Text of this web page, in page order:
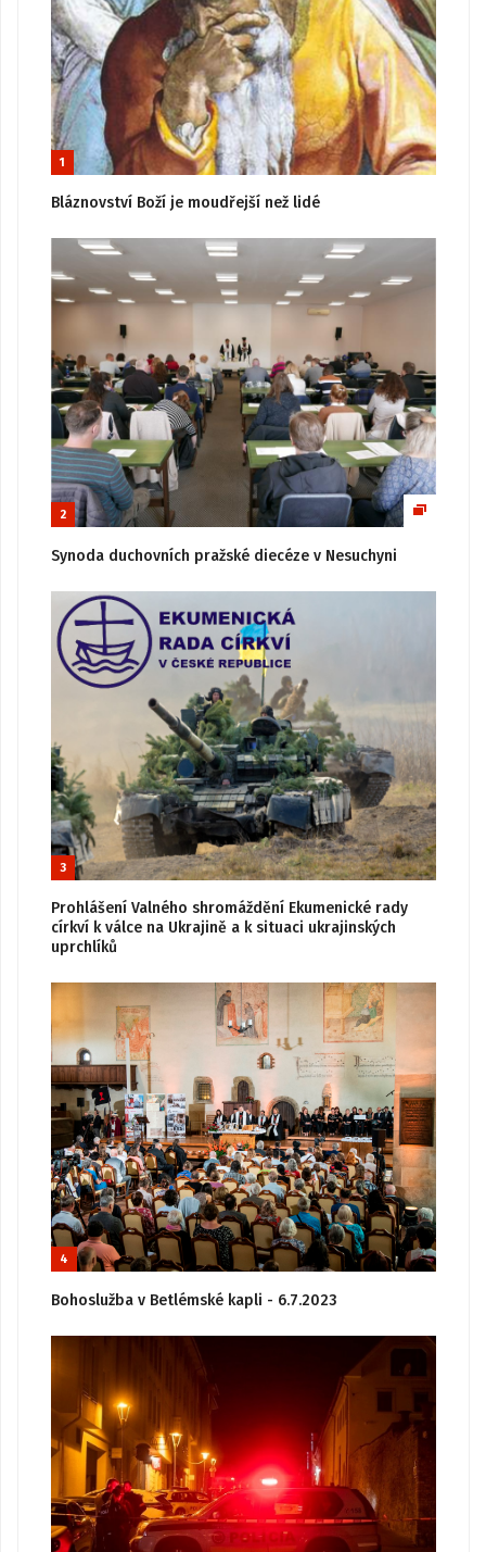
1
Bláznovství Boží je moudřejší než lidé
2
Synoda duchovních pražské diecéze v Nesuchyni
3
Prohlášení Valného shromáždění Ekumenické rady
církví k válce na Ukrajině a k situaci ukrajinských
uprchlíků
4
Bohoslužba v Betlémské kapli - 6.7.2023